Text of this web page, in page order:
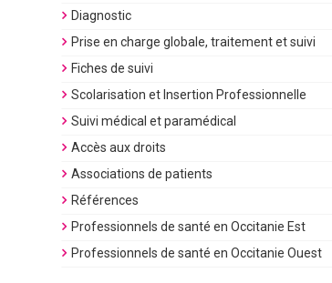
Diagnostic
Prise en charge globale, traitement et suivi
Fiches de suivi
Scolarisation et Insertion Professionnelle
Suivi médical et paramédical
Accès aux droits
Associations de patients
Références
Professionnels de santé en Occitanie Est
Professionnels de santé en Occitanie Ouest